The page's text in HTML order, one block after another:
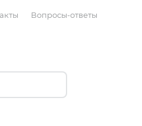
Вопросы-ответы